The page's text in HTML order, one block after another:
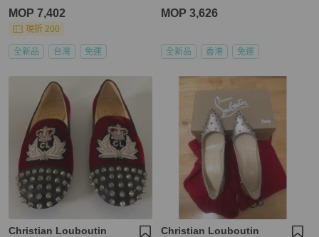
MOP 7,402
現折 200
全新品 台灣 免運
MOP 3,626
全新品 香港 免運
Christian Louboutin Christian Louboutin